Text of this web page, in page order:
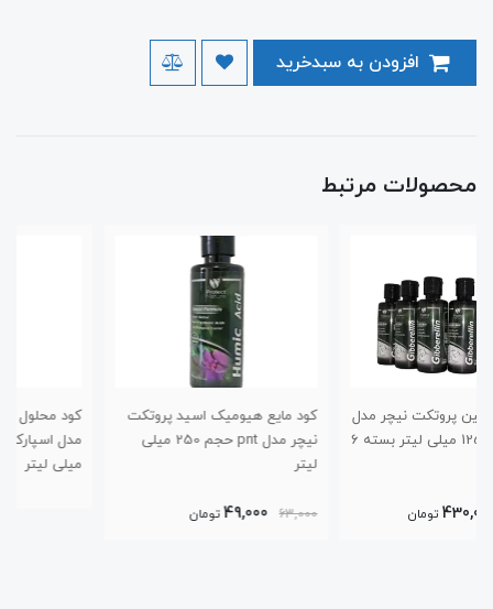
محصولات مرتبط
کود مایع هیومیک اسید پروتکت
نیچر مدل pnt حجم 250 میلی
63,000
کود محلول آبزیان پروتکت نیچر
مدل اسپارکل پلاس حجم 250